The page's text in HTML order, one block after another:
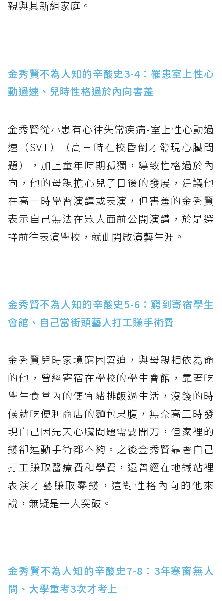
親與其新組家庭。
金秀賢不為人知的辛酸史3-4：罹患室上性心
動過速、兒時性格過於內向害羞
金秀賢從小患有心律失常疾病-室上性心動過
速（SVT）（高三時在校昏倒才發現心臟問
題），加上童年時期孤獨，導致性格過於內
向，他的母親擔心兒子日後的發展，建議他
在高一時學習演講或表演，但害羞的金秀賢
表示自己無法在眾人面前公開演講，於是選
擇前往表演學校，就此開啟演藝生涯。
金秀賢不為人知的辛酸史5-6：窮到寄宿學生
會館、自己當街頭藝人打工賺手術費
金秀賢兒時家境窮困窘迫，與母親相依為命
的他，曾經寄宿在學校的學生會館，靠著吃
學生食堂內的便宜豬排飯過生活，沒錢的時
候就吃便利商店的麵包果腹，無奈高三時發
現自己因先天心臟問題需要開刀，但家裡的
錢卻連動手術都不夠。之後金秀賢靠著自己
打工賺取醫療費和學費，還曾經在地鐵站裡
表演才藝賺取零錢，這對性格內向的他來
說，無疑是一大突破。
金秀賢不為人知的辛酸史7-8：3年寒窗無人
問、大學重考3次才考上